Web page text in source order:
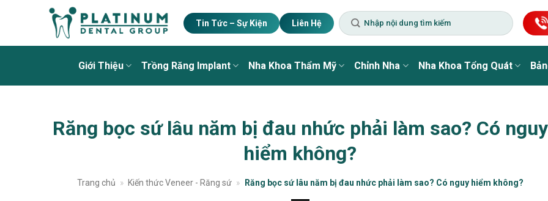
Tin Tức – Sự Kiện Liên Hệ
Giới Thiệu Trồng Răng Implant Nha Khoa Thẩm Mỹ Chỉnh Nha Nha Khoa Tổng Quát
Răng bọc sứ lâu năm bị đau nhức phải làm sao? Có nguy
hiểm không?
Trang chủ » Kiến thức Veneer - Răng sứ » Răng bọc sứ lâu năm bị đau nhức phải làm sao? Có nguy hiểm không?